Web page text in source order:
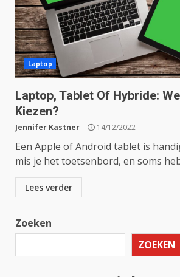
Laptop
Laptop, Tablet Of Hybride:
Kiezen?
Jennifer Kastner 14/12/2022
Een Apple of Android tablet is
mis je het toetsenbord, en soms
Lees verder
Zoeken
ZOEKEN